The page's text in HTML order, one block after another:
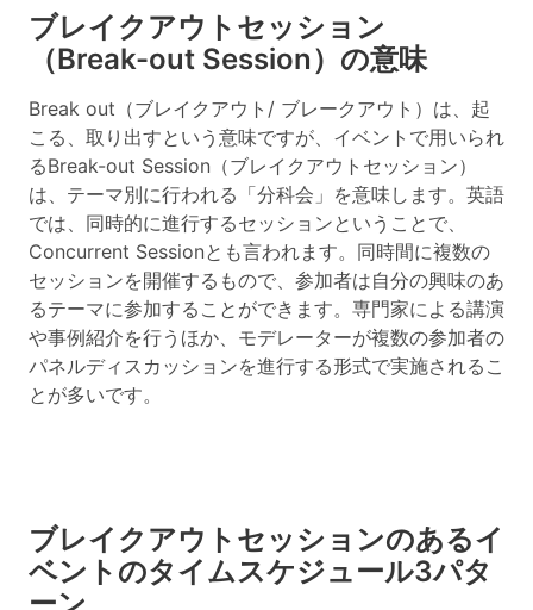
ブレイクアウトセッション
（Break-out Session）の意味
Break out（ブレイクアウト/ ブレークアウト）は、起
こる、取り出すという意味ですが、イベントで用いられ
るBreak-out Session（ブレイクアウトセッション）
は、テーマ別に行われる「分科会」を意味します。英語
では、同時的に進行するセッションということで、
Concurrent Sessionとも言われます。同時間に複数の
セッションを開催するもので、参加者は自分の興味のあ
るテーマに参加することができます。専門家による講演
や事例紹介を行うほか、モデレーターが複数の参加者の
パネルディスカッションを進行する形式で実施されるこ
とが多いです。
ブレイクアウトセッションのあるイ
ベントのタイムスケジュール3パタ